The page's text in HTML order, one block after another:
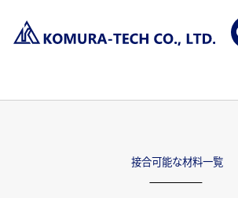
接合可能な材料一覧